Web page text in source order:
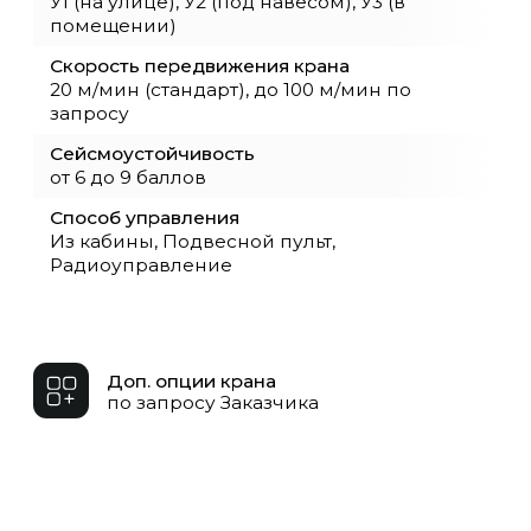
Достоинства мостового
двухбалочного крана 5
тонн
грузоподъёмностью 5 тонн используется
для перемещения лёгких и средних грузов
сборочных зонах. Его двухбалочная
конструкция обеспечивает повышенную
жёсткость и минимальные прогибы при
непрерывном режиме, выдерживая
многократные циклы подъёма и
перемещения без потери точности.